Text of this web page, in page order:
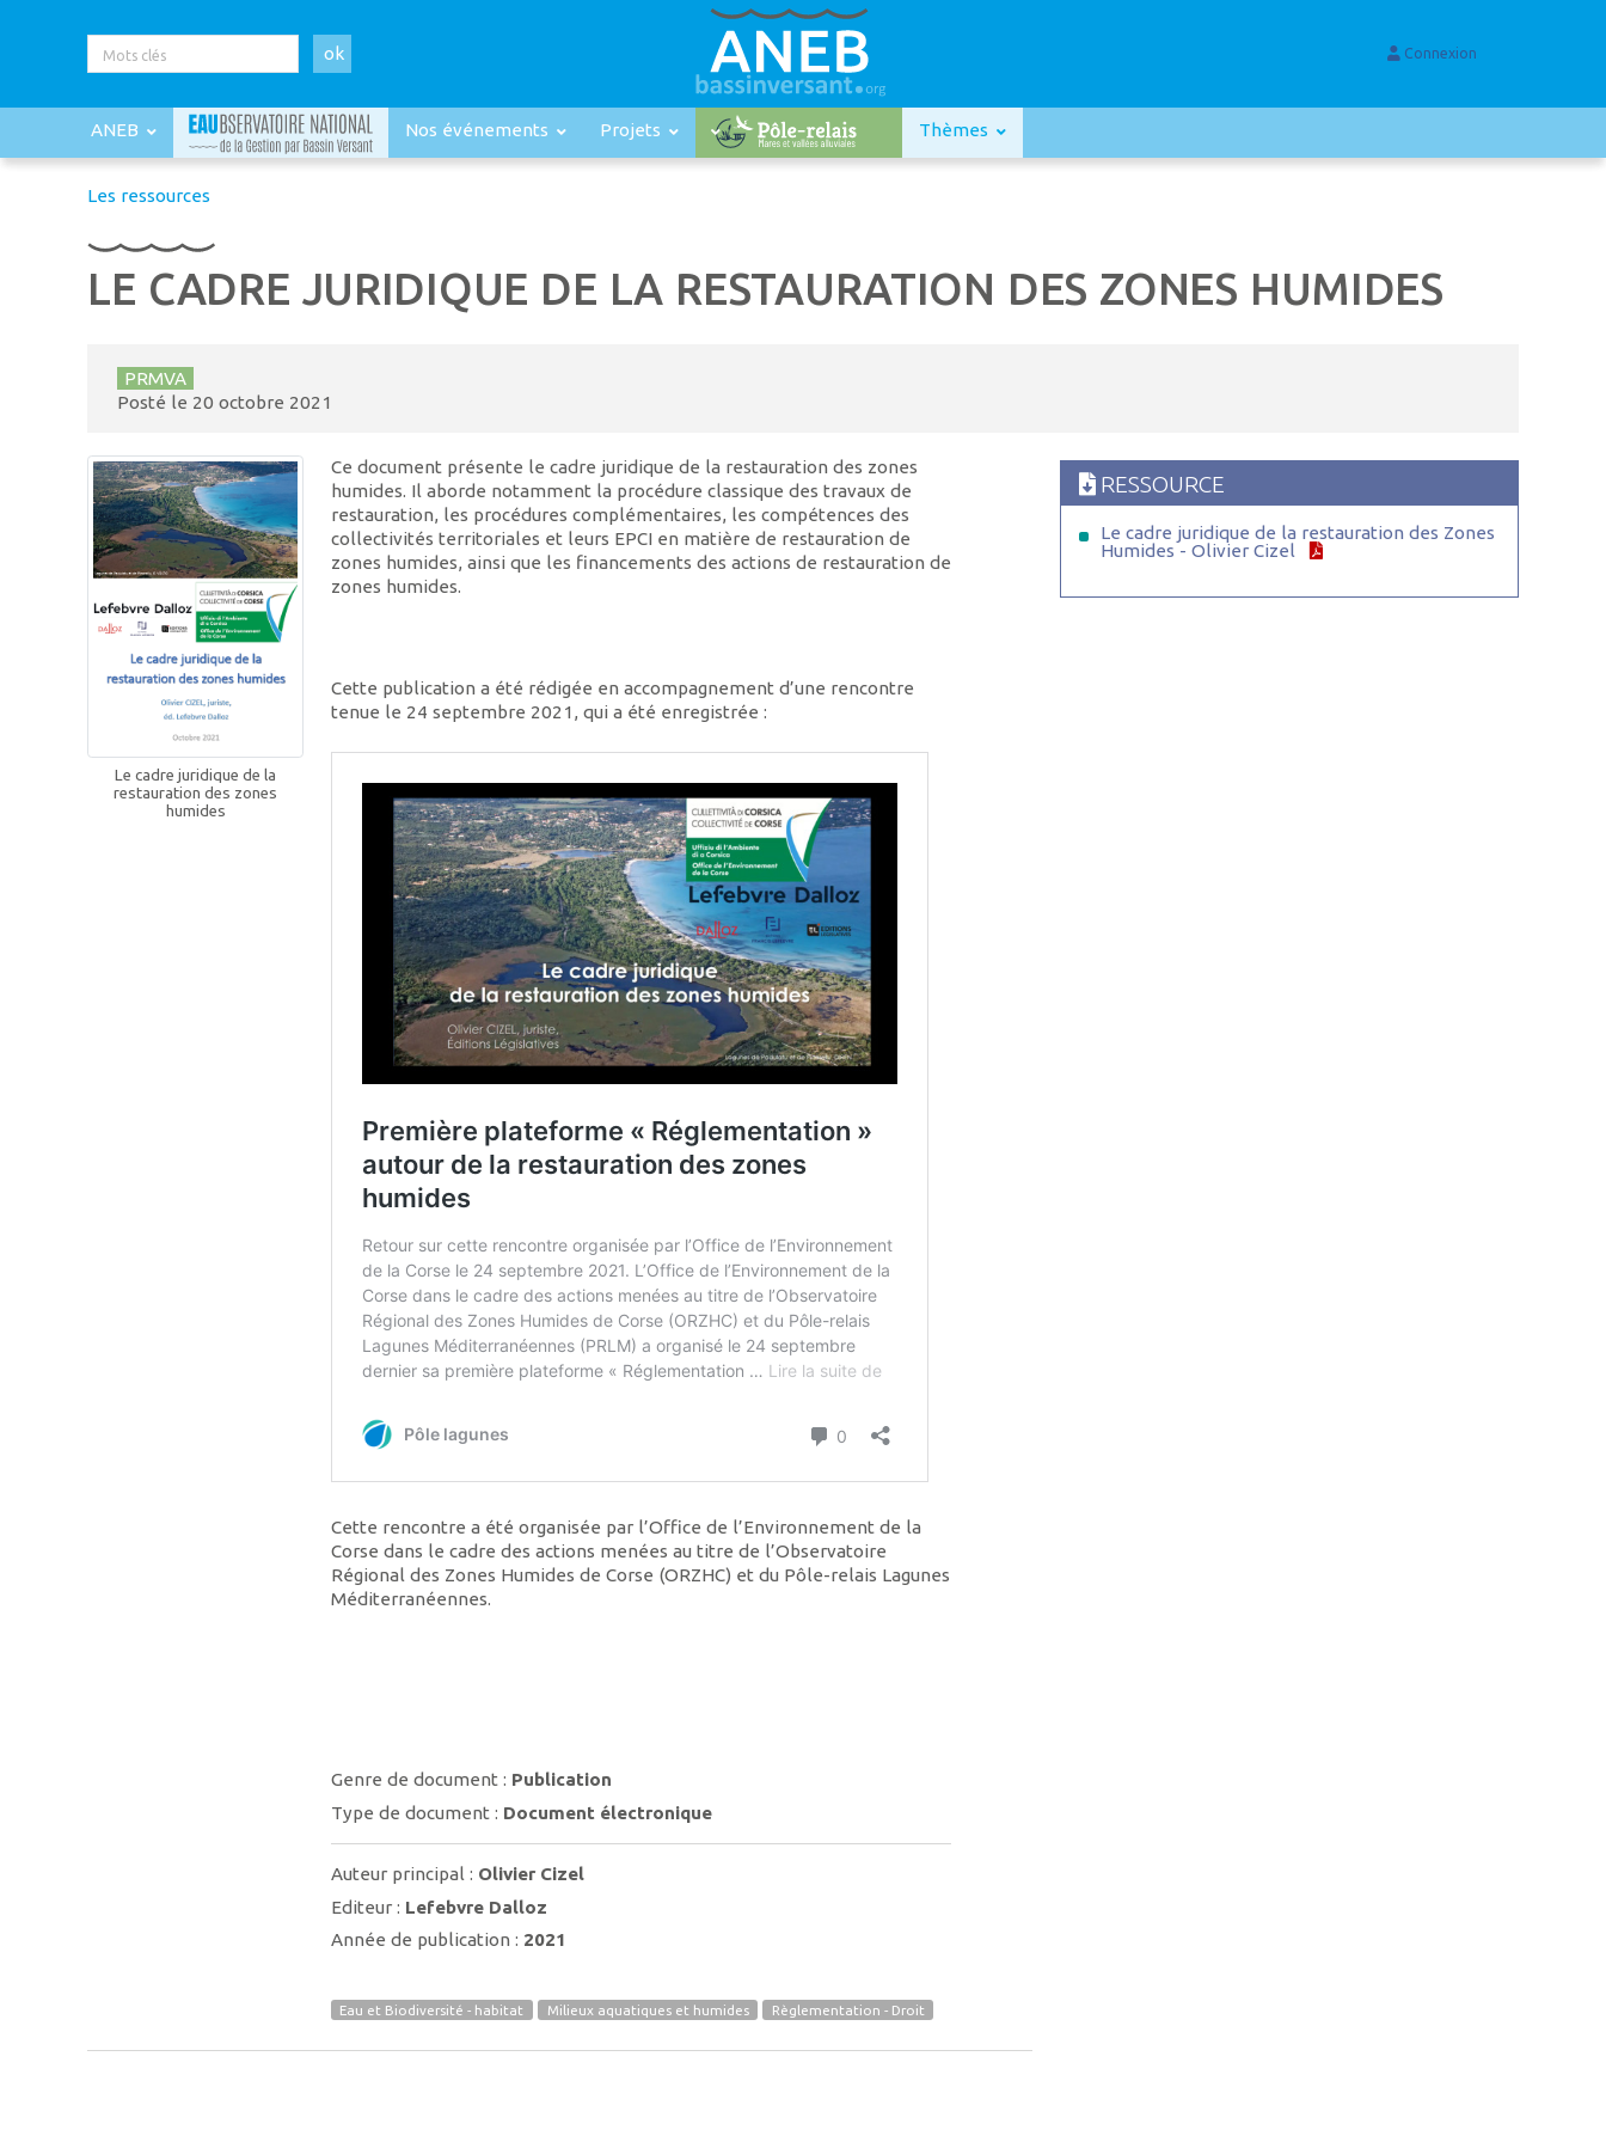
ok Connexion
ANEB Nos événements Projets Thèmes
Les ressources
LE CADRE JURIDIQUE DE LA RESTAURATION DES ZONES HUMIDES
PRMVA
Posté le 20 octobre 2021
Le cadre juridique de la
restauration des zones
humides
Ce document présente le cadre juridique de la restauration des zones
humides. Il aborde notamment la procédure classique des travaux de
restauration, les procédures complémentaires, les compétences des
collectivités territoriales et leurs EPCI en matière de restauration de
zones humides, ainsi que les financements des actions de restauration de
zones humides.
Cette publication a été rédigée en accompagnement d’une rencontre
tenue le 24 septembre 2021, qui a été enregistrée :
Cette rencontre a été organisée par l’Office de l’Environnement de la
Corse dans le cadre des actions menées au titre de l’Observatoire
Régional des Zones Humides de Corse (ORZHC) et du Pôle-relais Lagunes
Méditerranéennes.
Genre de document : Publication
Type de document : Document électronique
Auteur principal : Olivier Cizel
Editeur : Lefebvre Dalloz
Année de publication : 2021
Eau et Biodiversité - habitat Milieux aquatiques et humides Règlementation - Droit
RESSOURCE
Le cadre juridique de la restauration des Zones
Humides - Olivier Cizel